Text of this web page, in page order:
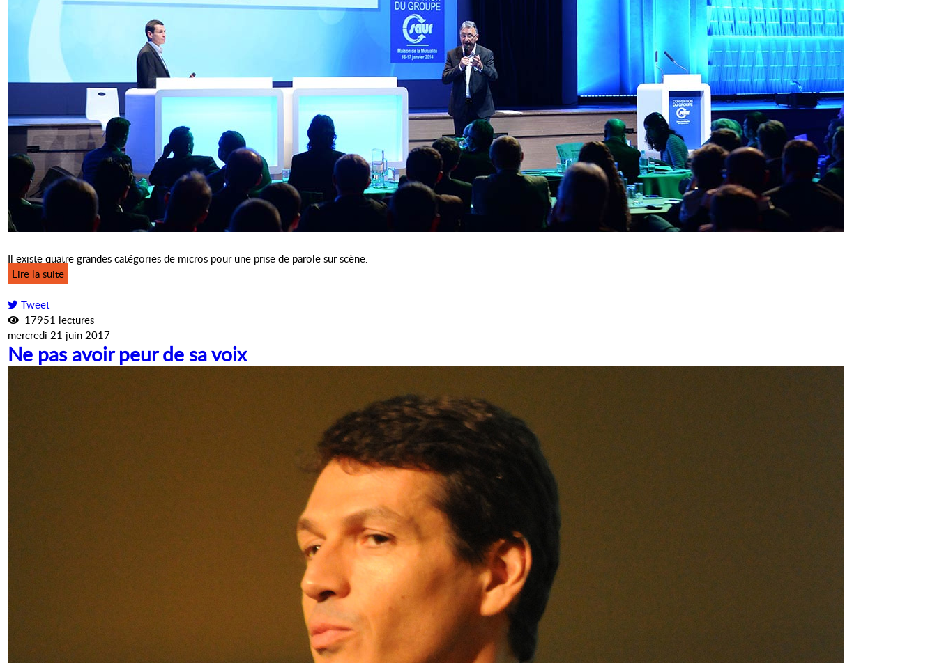
Il existe quatre grandes catégories de micros pour une prise de parole sur scène.
Lire la suite
Tweet
17951 lectures
mercredi 21 juin 2017
Ne pas avoir peur de sa voix